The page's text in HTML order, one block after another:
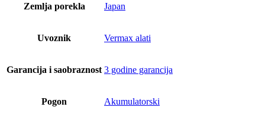
Zemlja porekla Japan
Uvoznik Vermax alati
Garancija i saobraznost 3 godine garancija
Pogon Akumulatorski